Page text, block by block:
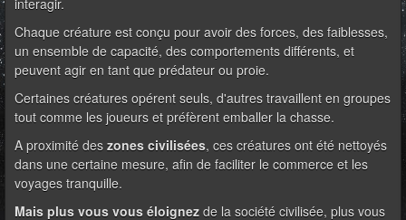
interagir.
Chaque créature est conçu pour avoir des forces, des faiblesses,
un ensemble de capacité, des comportements différents, et
peuvent agir en tant que prédateur ou proie.
Certaines créatures opérent seuls, d'autres travaillent en groupes
tout comme les joueurs et préfèrent emballer la chasse.
A proximité des zones civilisées, ces créatures ont été nettoyés
dans une certaine mesure, afin de faciliter le commerce et les
voyages tranquille.
Mais plus vous vous éloignez de la société civilisée, plus vous